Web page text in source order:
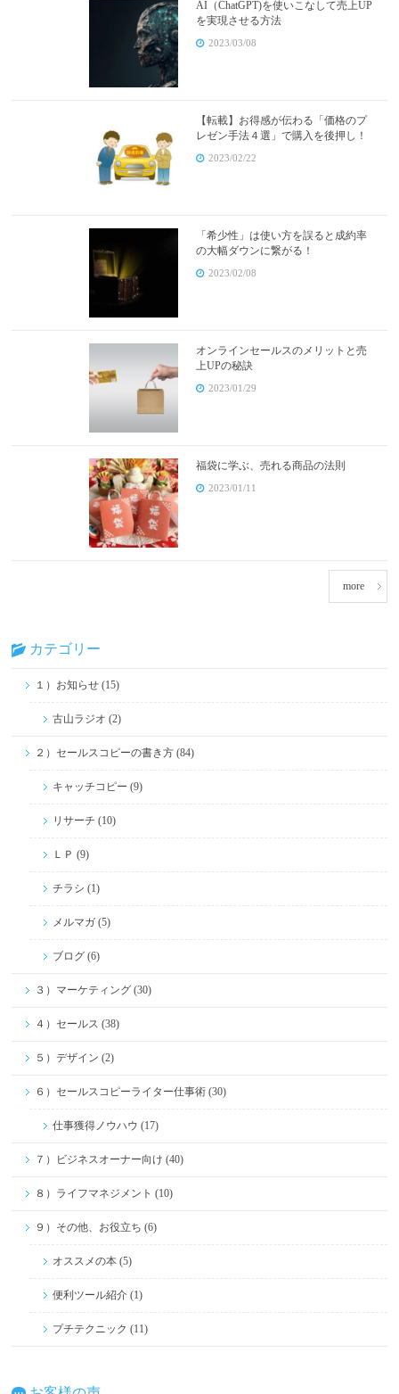
AI（ChatGPT)を使いこなして売上UP
を実現させる方法
2023/03/08
【転載】お得感が伝わる「価格のプ
レゼン手法４選」で購入を後押し！
2023/02/22
「希少性」は使い方を誤ると成約率
の大幅ダウンに繋がる！
2023/02/08
オンラインセールスのメリットと売
上UPの秘訣
2023/01/29
福袋に学ぶ、売れる商品の法則
2023/01/11
more
カテゴリー
１）お知らせ (15)
古山ラジオ (2)
２）セールスコピーの書き方 (84)
キャッチコピー (9)
リサーチ (10)
ＬＰ (9)
チラシ (1)
メルマガ (5)
ブログ (6)
３）マーケティング (30)
４）セールス (38)
５）デザイン (2)
６）セールスコピーライター仕事術 (30)
仕事獲得ノウハウ (17)
７）ビジネスオーナー向け (40)
８）ライフマネジメント (10)
９）その他、お役立ち (6)
オススメの本 (5)
便利ツール紹介 (1)
プチテクニック (11)